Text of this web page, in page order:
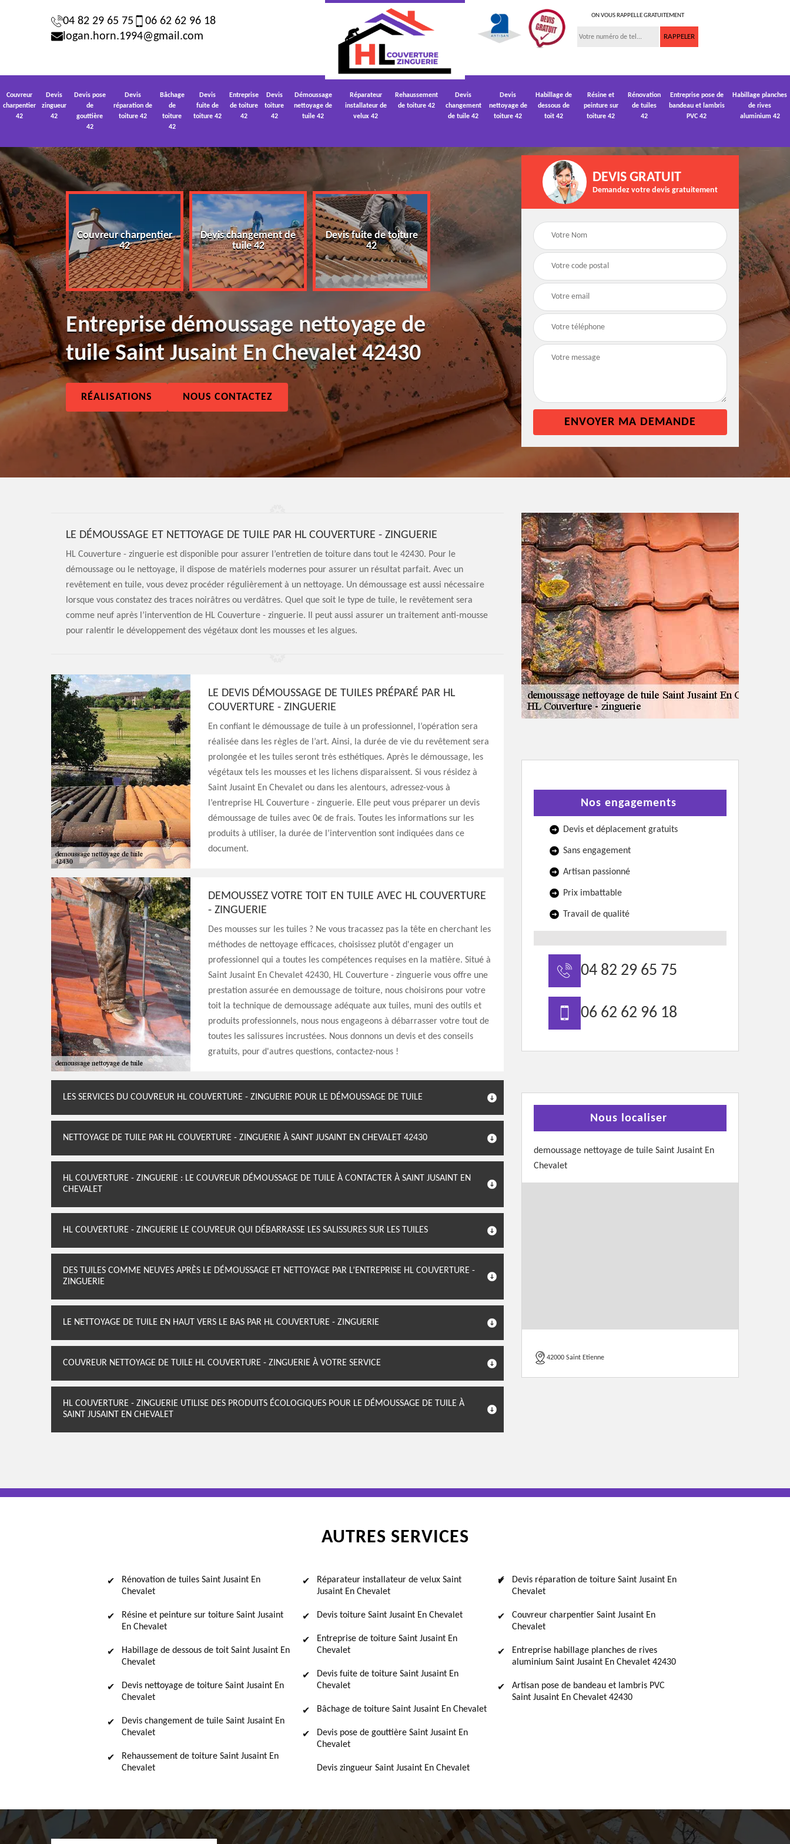
04 82 29 65 75
06 62 62 96 18
logan.horn.1994@gmail.com
ON VOUS RAPPELLE GRATUITEMENT
Couvreur
charpentier
42
Devis
zingueur
42
Devis pose
de
gouttière
42
Devis
réparation de
toiture 42
Bâchage
de
toiture
42
Devis
fuite de
toiture 42
Entreprise
de toiture
42
Devis
toiture
42
Démoussage
nettoyage de
tuile 42
Réparateur
installateur de
velux 42
Rehaussement
de toiture 42
Devis
changement
de tuile 42
Devis
nettoyage de
toiture 42
Habillage de
dessous de
toit 42
Résine et
peinture sur
toiture 42
Rénovation
de tuiles
42
Entreprise pose de
bandeau et lambris
PVC 42
Habillage planches
de rives
aluminium 42
toiture 42
Couvreur charpentier
42
Devis changement de
tuile 42
Devis fuite de toiture
42
Devis nettoyage de
toiture 42
Devis réparation de
toiture 42
Entreprise démoussage nettoyage de
tuile Saint Jusaint En Chevalet 42430
RÉALISATIONS NOUS CONTACTEZ
DEVIS GRATUIT
Demandez votre devis gratuitement
LE DÉMOUSSAGE ET NETTOYAGE DE TUILE PAR HL COUVERTURE - ZINGUERIE
HL Couverture - zinguerie est disponible pour assurer l’entretien de toiture dans tout le 42430. Pour le
démoussage ou le nettoyage, il dispose de matériels modernes pour assurer un résultat parfait. Avec un
revêtement en tuile, vous devez procéder régulièrement à un nettoyage. Un démoussage est aussi nécessaire
lorsque vous constatez des traces noirâtres ou verdâtres. Quel que soit le type de tuile, le revêtement sera
comme neuf après l’intervention de HL Couverture - zinguerie. Il peut aussi assurer un traitement anti-mousse
pour ralentir le développement des végétaux dont les mousses et les algues.
LE DEVIS DÉMOUSSAGE DE TUILES PRÉPARÉ PAR HL
COUVERTURE - ZINGUERIE
En confiant le démoussage de tuile à un professionnel, l’opération sera
réalisée dans les règles de l’art. Ainsi, la durée de vie du revêtement sera
prolongée et les tuiles seront très esthétiques. Après le démoussage, les
végétaux tels les mousses et les lichens disparaissent. Si vous résidez à
Saint Jusaint En Chevalet ou dans les alentours, adressez-vous à
l’entreprise HL Couverture - zinguerie. Elle peut vous préparer un devis
démoussage de tuiles avec 0€ de frais. Toutes les informations sur les
produits à utiliser, la durée de l’intervention sont indiquées dans ce
document.
DEMOUSSEZ VOTRE TOIT EN TUILE AVEC HL COUVERTURE
- ZINGUERIE
Des mousses sur les tuiles ? Ne vous tracassez pas la tête en cherchant les
méthodes de nettoyage efficaces, choisissez plutôt d'engager un
professionnel qui a toutes les compétences requises en la matière. Situé à
Saint Jusaint En Chevalet 42430, HL Couverture - zinguerie vous offre une
prestation assurée en demoussage de toiture, nous choisirons pour votre
toit la technique de demoussage adéquate aux tuiles, muni des outils et
produits professionnels, nous nous engageons à débarrasser votre tout de
toutes les salissures incrustées. Nous donnons un devis et des conseils
gratuits, pour d'autres questions, contactez-nous !
LES SERVICES DU COUVREUR HL COUVERTURE - ZINGUERIE POUR LE DÉMOUSSAGE DE TUILE
NETTOYAGE DE TUILE PAR HL COUVERTURE - ZINGUERIE À SAINT JUSAINT EN CHEVALET 42430
HL COUVERTURE - ZINGUERIE : LE COUVREUR DÉMOUSSAGE DE TUILE À CONTACTER À SAINT JUSAINT EN
CHEVALET
HL COUVERTURE - ZINGUERIE LE COUVREUR QUI DÉBARRASSE LES SALISSURES SUR LES TUILES
DES TUILES COMME NEUVES APRÈS LE DÉMOUSSAGE ET NETTOYAGE PAR L’ENTREPRISE HL COUVERTURE -
ZINGUERIE
LE NETTOYAGE DE TUILE EN HAUT VERS LE BAS PAR HL COUVERTURE - ZINGUERIE
COUVREUR NETTOYAGE DE TUILE HL COUVERTURE - ZINGUERIE À VOTRE SERVICE
HL COUVERTURE - ZINGUERIE UTILISE DES PRODUITS ÉCOLOGIQUES POUR LE DÉMOUSSAGE DE TUILE À
SAINT JUSAINT EN CHEVALET
Nos engagements
Devis et déplacement gratuits
Sans engagement
Artisan passionné
Prix imbattable
Travail de qualité
04 82 29 65 75
06 62 62 96 18
Nous localiser
demoussage nettoyage de tuile Saint Jusaint En
Chevalet
42000 Saint Etienne
AUTRES SERVICES
Rénovation de tuiles Saint Jusaint En
Chevalet
Résine et peinture sur toiture Saint Jusaint
En Chevalet
Habillage de dessous de toit Saint Jusaint En
Chevalet
Devis nettoyage de toiture Saint Jusaint En
Chevalet
Devis changement de tuile Saint Jusaint En
Chevalet
Rehaussement de toiture Saint Jusaint En
Chevalet
Réparateur installateur de velux Saint
Jusaint En Chevalet
Devis toiture Saint Jusaint En Chevalet
Entreprise de toiture Saint Jusaint En
Chevalet
Devis fuite de toiture Saint Jusaint En
Chevalet
Bâchage de toiture Saint Jusaint En Chevalet
Devis pose de gouttière Saint Jusaint En
Chevalet
Devis zingueur Saint Jusaint En Chevalet
Devis réparation de toiture Saint Jusaint En
Chevalet
Couvreur charpentier Saint Jusaint En
Chevalet
Entreprise habillage planches de rives
aluminium Saint Jusaint En Chevalet 42430
Artisan pose de bandeau et lambris PVC
Saint Jusaint En Chevalet 42430